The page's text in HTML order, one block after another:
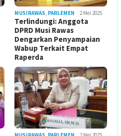
MUSIRAWAS PARLEMEN 2 Mei 2025
Terlindungi: Anggota
DPRD Musi Rawas
Dengarkan Penyampaian
Wabup Terkait Empat
Raperda